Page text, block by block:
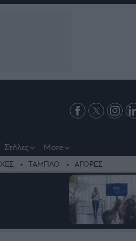
Στήλες More
ΤΑΜΠΛΟ ΑΓΟΡΕΣ